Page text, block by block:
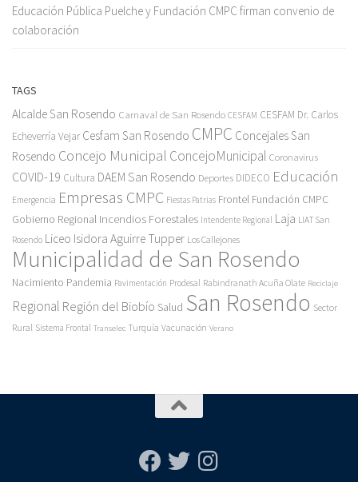
Educación Pública Puelche y Fundación CMPC firman convenio de
colaboración
TAGS
Alcalde San Rosendo Carnaval de San Rosendo CESFAM CESFAM Dr. Carlos
Echeverría Vejar Cesfam San Rosendo CMPC Concejales San
Rosendo Concejo Municipal ConcejoMunicipal Coronavirus
COVID-19 Cultura DAEM San Rosendo Deportes DIDECO Educación
Emergencia Empresas CMPC Fiestas Patrias Frontel Fundación CMPC
Gobierno Regional Incendios Forestales Intendente Regional Laja LIAT San
Rosendo Liceo Isidora Aguirre Tupper Los Callejones
Municipalidad de San Rosendo
Nacimiento Pandemia Pavimentación Prodesal Rabindranath Acuña Olate Reciclaje
Regional Región del Biobío Salud San Rosendo Sector
Rural Sistema Frontal Transelec Turquía Vacunación Verano